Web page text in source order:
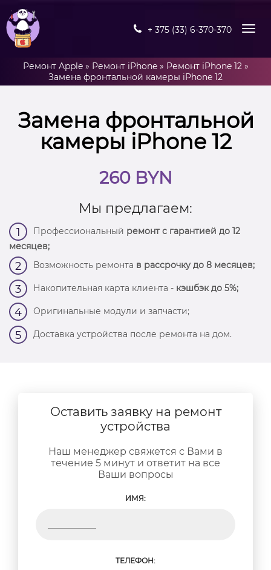
+ 375 (33) 6-370-370
Ремонт Apple» Ремонт iPhone» Ремонт iPhone 12»
Замена фронтальной камеры iPhone 12
Замена фронтальной
камеры iPhone 12
260 BYN
Мы предлагаем:
1 Профессиональный ремонт с гарантией до 12
месяцев;
2 Возможность ремонта в рассрочку до 8 месяцев;
3 Накопительная карта клиента - кэшбэк до 5%;
4 Оригинальные модули и запчасти;
5 Доставка устройства после ремонта на дом.
Оставить заявку на ремонт
устройства
Наш менеджер свяжется с Вами в
течение 5 минут и ответит на все
Ваши вопросы
ИМЯ:
ТЕЛЕФОН: